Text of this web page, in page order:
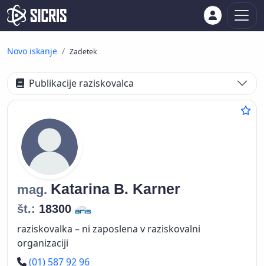
Novo iskanje Zadetek
Publikacije raziskovalca
mag. Katarina B. Karner
št.: 18300
raziskovalka – ni zaposlena v raziskovalni
organizaciji
Telefon
(01) 587 92 96